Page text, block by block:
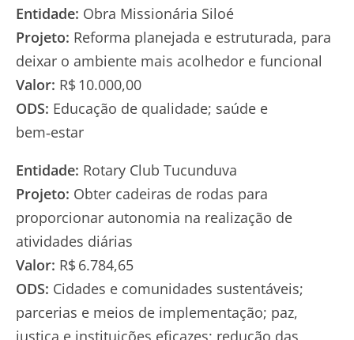
Entidade: Obra Missionária Siloé
Projeto: Reforma planejada e estruturada, para
deixar o ambiente mais acolhedor e funcional
Valor: R$ 10.000,00
ODS: Educação de qualidade; saúde e
bem‑estar
Entidade: Rotary Club Tucunduva
Projeto: Obter cadeiras de rodas para
proporcionar autonomia na realização de
atividades diárias
Valor: R$ 6.784,65
ODS: Cidades e comunidades sustentáveis;
parcerias e meios de implementação; paz,
justiça e instituições eficazes; redução das